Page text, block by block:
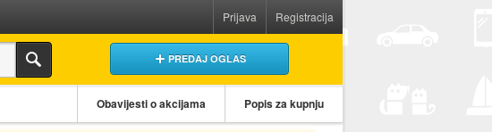
Prijava Registracija
PREDAJ OGLAS
Obavijesti o akcijama Popis za kupnju